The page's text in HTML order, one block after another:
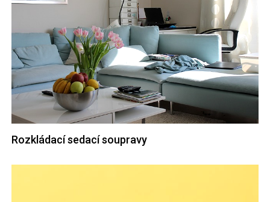
Rozkládací sedací soupravy